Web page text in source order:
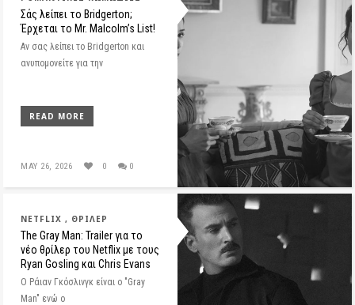
Σάς λείπει το Bridgerton;
Έρχεται το Mr. Malcolm’s List!
Αν σας λείπει το Bridgerton και
ανυπομονείτε για την
READ MORE
MAY 26, 2026 0 0
NETFLIX ΘΡΊΛΕΡ
The Gray Man: Trailer για το
νέο θρίλερ του Netflix με τους
Ryan Gosling και Chris Evans
Ο Ράιαν Γκόσλινγκ είναι ο "Gray
Man" ενώ ο